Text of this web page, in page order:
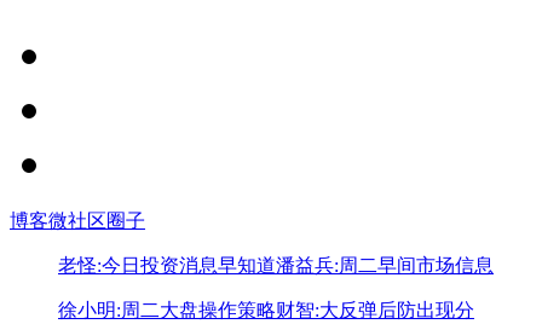
博客微社区圈子
老怪:今日投资消息早知道潘益兵:周二早间市场信息
徐小明:周二大盘操作策略财智:大反弹后防出现分